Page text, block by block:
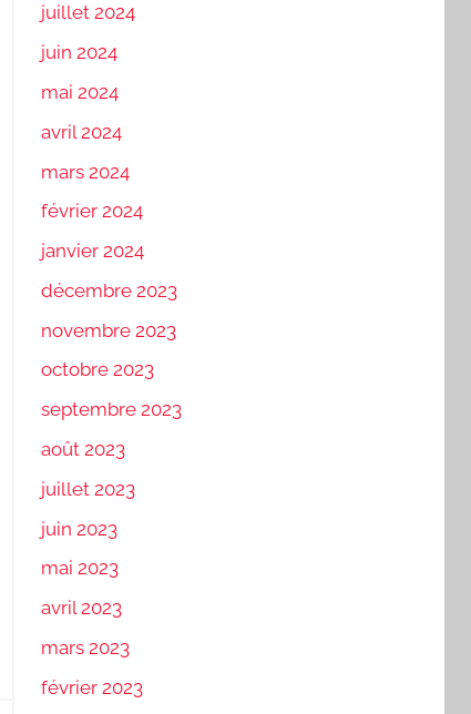
juillet 2024
juin 2024
mai 2024
avril 2024
mars 2024
février 2024
janvier 2024
décembre 2023
novembre 2023
octobre 2023
septembre 2023
août 2023
juillet 2023
juin 2023
mai 2023
avril 2023
mars 2023
février 2023